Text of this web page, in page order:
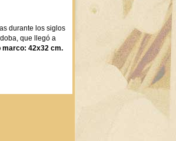
durante los siglos
que llegó a
marco: 42x32 cm.